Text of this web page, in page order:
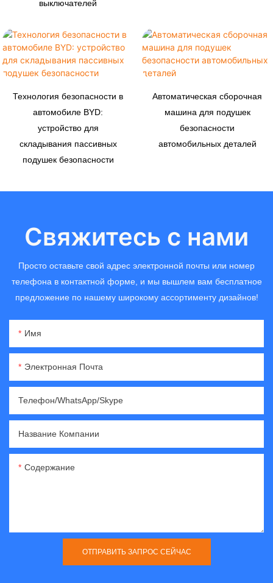
выключателей
Технология безопасности в
автомобиле BYD:
устройство для
складывания пассивных
подушек безопасности
Автоматическая сборочная
машина для подушек
безопасности
автомобильных деталей
Свяжитесь с нами
Просто оставьте свой адрес электронной почты или номер
телефона в контактной форме, и мы вышлем вам бесплатное
предложение по нашему широкому ассортименту дизайнов!
Имя
Электронная Почта
Телефон/WhatsApp/Skype
Название Компании
Содержание
ОТПРАВИТЬ ЗАПРОС СЕЙЧАС